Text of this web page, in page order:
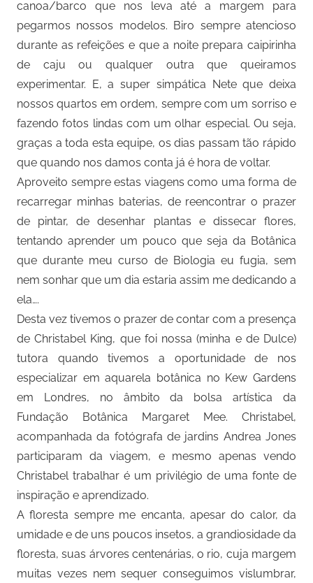
canoa/barco que nos leva até a margem para
pegarmos nossos modelos. Biro sempre atencioso
durante as refeições e que a noite prepara caipirinha
de caju ou qualquer outra que queiramos
experimentar. E, a super simpática Nete que deixa
nossos quartos em ordem, sempre com um sorriso e
fazendo fotos lindas com um olhar especial. Ou seja,
graças a toda esta equipe, os dias passam tão rápido
que quando nos damos conta já é hora de voltar.
Aproveito sempre estas viagens como uma forma de
recarregar minhas baterias, de reencontrar o prazer
de pintar, de desenhar plantas e dissecar flores,
tentando aprender um pouco que seja da Botânica
que durante meu curso de Biologia eu fugia, sem
nem sonhar que um dia estaria assim me dedicando a
ela….
Desta vez tivemos o prazer de contar com a presença
de Christabel King, que foi nossa (minha e de Dulce)
tutora quando tivemos a oportunidade de nos
especializar em aquarela botânica no Kew Gardens
em L0ndres, no âmbito da bolsa artística da
Fundação Botânica Margaret Mee. Christabel,
acompanhada da fotógrafa de jardins Andrea Jones
participaram da viagem, e mesmo apenas vendo
Christabel trabalhar é um privilégio de uma fonte de
inspiração e aprendizado.
A floresta sempre me encanta, apesar do calor, da
umidade e de uns poucos insetos, a grandiosidade da
floresta, suas árvores centenárias, o rio, cuja margem
muitas vezes nem sequer conseguimos vislumbrar,